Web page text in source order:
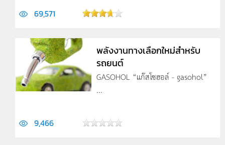
69,571
พลังงานทางเลือกใหม่สำหรับ
รถยนต์
GASOHOL “แก๊สโซฮอล์ - gasohol”
...
9,466